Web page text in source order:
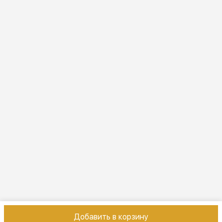
Добавить в корзину
ДоставкаПравила возврата